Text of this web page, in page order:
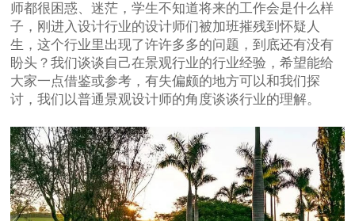
师都很困惑、迷茫，学生不知道将来的工作会是什么样
子，刚进入设计行业的设计师们被加班摧残到怀疑人
生，这个行业里出现了许许多多的问题，到底还有没有
盼头？我们谈谈自己在景观行业的行业经验，希望能给
大家一点借鉴或参考，有失偏颇的地方可以和我们探
讨，我们以普通景观设计师的角度谈谈行业的理解。